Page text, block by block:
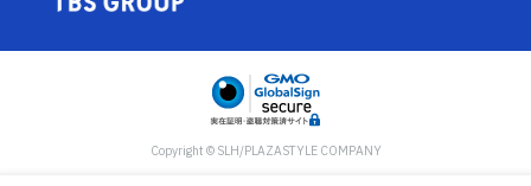
Copyright © SLH/PLAZASTYLE COMPANY